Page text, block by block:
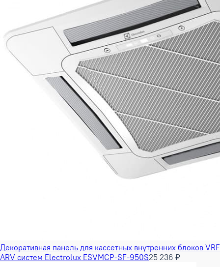
Декоративная панель для кассетных внутренних блоков VRF
ARV систем Electrolux ESVMCP-SF-950S25 236 ₽